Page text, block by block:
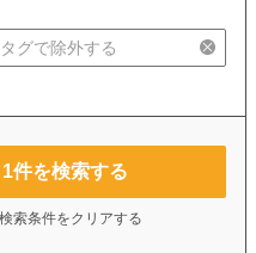
1件を検索する
索条件をクリアする